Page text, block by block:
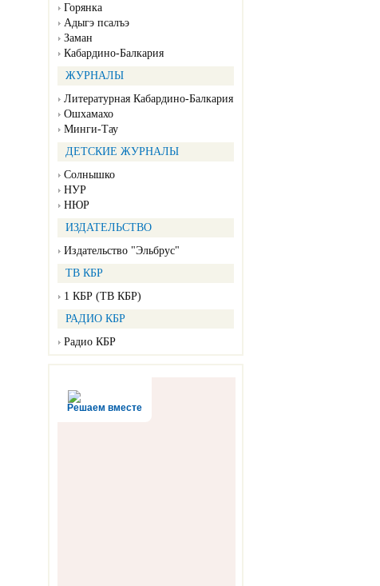
Горянка
Адыгэ псалъэ
Заман
Кабардино-Балкария
ЖУРНАЛЫ
Литературная Кабардино-Балкария
Ошхамахо
Минги-Тау
ДЕТСКИЕ ЖУРНАЛЫ
Солнышко
НУР
НЮР
ИЗДАТЕЛЬСТВО
Издательство "Эльбрус"
ТВ КБР
1 КБР (ТВ КБР)
РАДИО КБР
Радио КБР
Решаем вместе